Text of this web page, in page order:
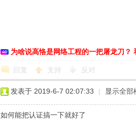
为啥说高恪是网络工程的一把屠龙刀？
回复 支持 反对
发表于 2019-6-7 02:07:33 | 显示全部
如何能把认证搞一下就好了